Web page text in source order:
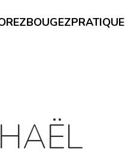
BOUGEZPRATIQUE